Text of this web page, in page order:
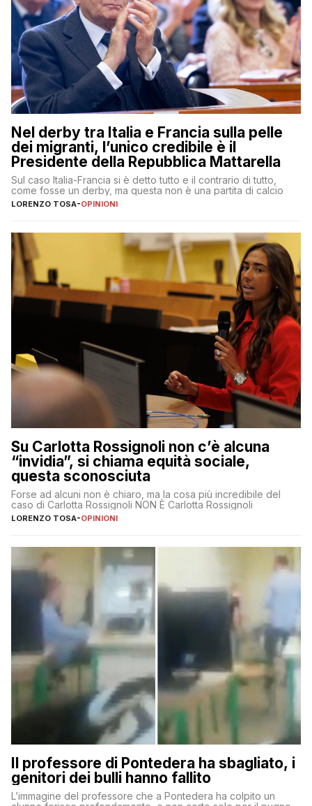
Nel derby tra Italia e Francia sulla pelle
dei migranti, l’unico credibile è il
Presidente della Repubblica Mattarella
Sul caso Italia-Francia si è detto tutto e il contrario di tutto,
come fosse un derby, ma questa non è una partita di calcio
LORENZO TOSA-OPINIONI
Su Carlotta Rossignoli non c’è alcuna
“invidia”, si chiama equità sociale,
questa sconosciuta
Forse ad alcuni non è chiaro, ma la cosa più incredibile del
caso di Carlotta Rossignoli NON È Carlotta Rossignoli
LORENZO TOSA-OPINIONI
Il professore di Pontedera ha sbagliato, i
genitori dei bulli hanno fallito
L’immagine del professore che a Pontedera ha colpito un